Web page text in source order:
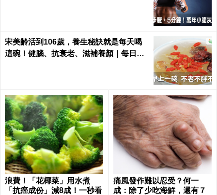
宋美齡活到106歲，養生秘訣就是每天喝
這碗！健腦、抗衰老、滋補養顏｜每日健
浪費！「花椰菜」用水煮
「抗癌成份」減8成！一秒看
痛風發作難以忍受？何一
成：除了少吃海鮮，還有７